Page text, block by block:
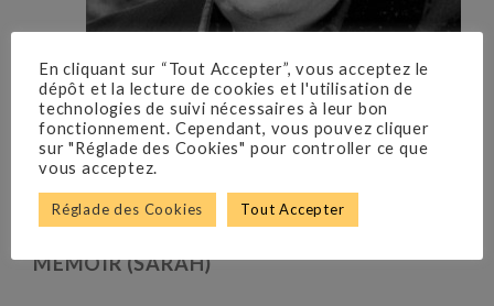
MEMOIR (SARAH)
En cliquant sur “Tout Accepter”, vous acceptez le
dépôt et la lecture de cookies et l'utilisation de
technologies de suivi nécessaires à leur bon
fonctionnement. Cependant, vous pouvez cliquer
sur "Réglade des Cookies" pour controller ce que
vous acceptez.
Réglade des Cookies Tout Accepter